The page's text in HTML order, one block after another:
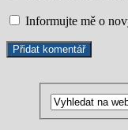
Informujte mě o